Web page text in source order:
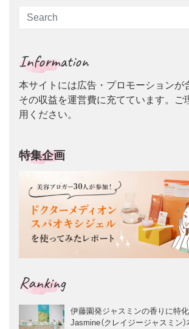
Information
本サイトには広告・プロモーションが
その収益を運営費に充てています。ご
用ください。
特集企画
Ranking
伊藤園発ジャスミンの香りに特
Jasmine（クレイジージャスミン